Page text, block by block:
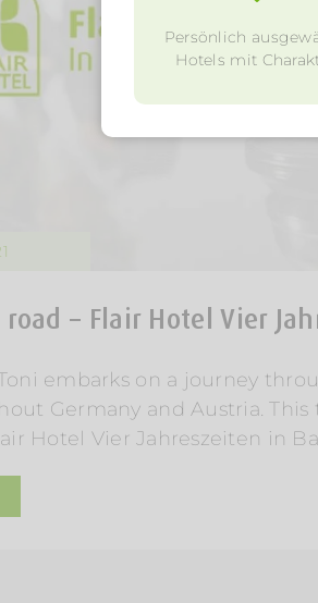
– Flair Hotel Vier
embarks on a journey
Germany and Austria.
Hotel Vier Jahreszeiten in
Persönlich
Hotels mit